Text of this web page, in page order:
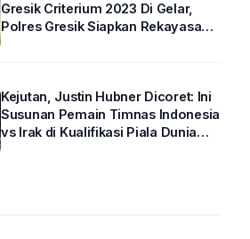
Gresik Criterium 2023 Di Gelar,
Polres Gresik Siapkan Rekayasa
Kejutan, Justin Hubner Dicoret: Ini
Susunan Pemain Timnas Indonesia
vs Irak di Kualifikasi Piala Dunia